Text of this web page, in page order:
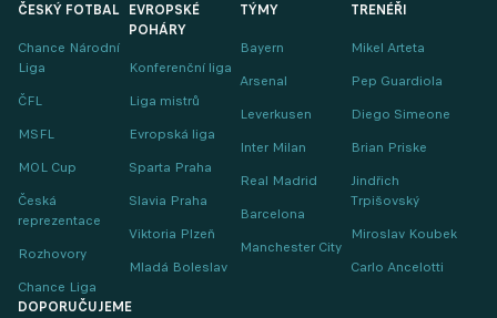
ČESKÝ FOTBAL
Chance Národní
Liga
ČFL
MSFL
MOL Cup
Česká
reprezentace
Rozhovory
Chance Liga
EVROPSKÉ
POHÁRY
Konferenční liga
Liga mistrů
Evropská liga
Sparta Praha
Slavia Praha
Viktoria Plzeň
Mladá Boleslav
TÝMY
Bayern
Arsenal
Leverkusen
Inter Milan
Real Madrid
Barcelona
Manchester City
TRENÉŘI
Mikel Arteta
Pep Guardiola
Diego Simeone
Brian Priske
Jindřich
Trpišovský
Miroslav Koubek
Carlo Ancelotti
DOPORUČUJEME